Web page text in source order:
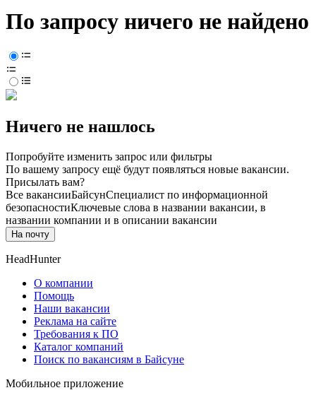
По запросу ничего не найдено
Ничего не нашлось
Попробуйте изменить запрос или фильтры
По вашему запросу ещё будут появляться новые вакансии.
Присылать вам?
Все вакансииБайсунСпециалист по информационной
безопасностиКлючевые слова в названии вакансии, в
названии компании и в описании вакансии
На почту
HeadHunter
О компании
Помощь
Наши вакансии
Реклама на сайте
Требования к ПО
Каталог компаний
Поиск по вакансиям в Байсуне
Мобильное приложение